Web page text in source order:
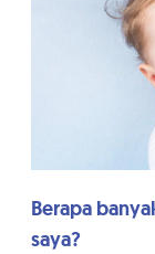
Berapa
saya?